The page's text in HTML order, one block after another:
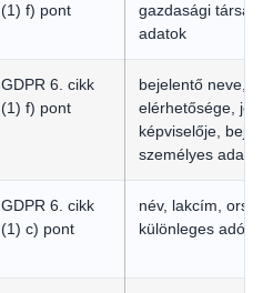
(1) f) pont
gazdasági
adatok
GDPR 6. cikk
(1) f) pont
bejelentő neve,
elérhetősége,
képviselője,
személyes
GDPR 6. cikk
(1) c) pont
név, lakcím,
különleges adó